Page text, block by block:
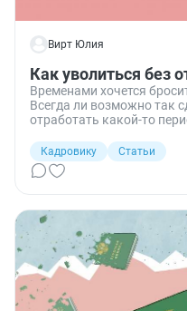
Вирт Юлия
Как уволиться без
Временами хочется
Всегда ли возможно так
отработать какой-то
Кадровику
Статьи